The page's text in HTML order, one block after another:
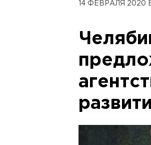
14 ФЕВРАЛЯ 2020 В